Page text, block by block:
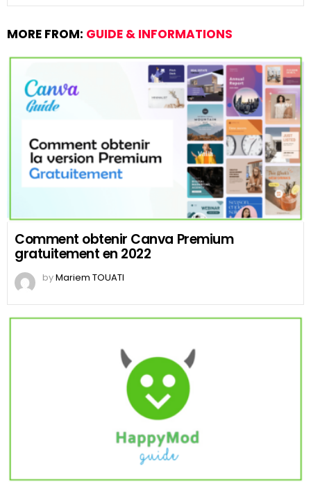
MORE FROM: GUIDE & INFORMATIONS
Comment obtenir Canva Premium
gratuitement en 2022
byMariem TOUATI